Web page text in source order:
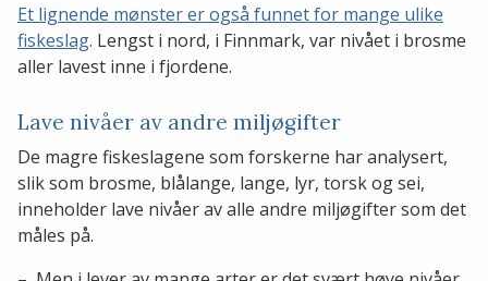
Et lignende mønster er også funnet for mange ulike
fiskeslag. Lengst i nord, i Finnmark, var nivået i brosme
aller lavest inne i fjordene.
Lave nivåer av andre miljøgifter
De magre fiskeslagene som forskerne har analysert,
slik som brosme, blålange, lange, lyr, torsk og sei,
inneholder lave nivåer av alle andre miljøgifter som det
måles på.